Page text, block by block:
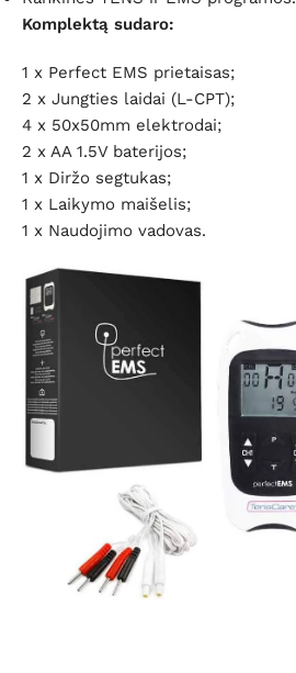
Komplektą sudaro:
1 x Perfect EMS prietaisas;
2 x Jungties laidai (L-CPT);
4 x 50x50mm elektrodai;
2 x AA 1.5V baterijos;
1 x Diržo segtukas;
1 x Laikymo maišelis;
1 x Naudojimo vadovas.